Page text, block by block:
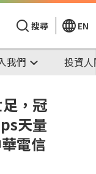
搜尋 EN
我們 投資
，冠
天量
電信